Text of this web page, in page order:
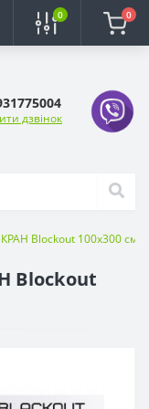
0 0
дзвінок
Blockout 100х300 см
Blockout